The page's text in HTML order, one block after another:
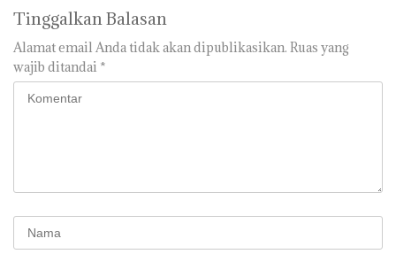
Tinggalkan Balasan
Alamat email Anda tidak akan dipublikasikan. Ruas yang
wajib ditandai *